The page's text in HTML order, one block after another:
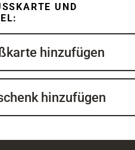
UND G
hinzufügen
hinzufügen